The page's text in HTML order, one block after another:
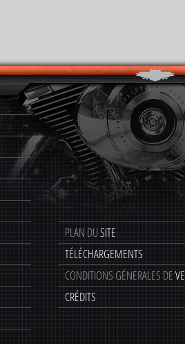
PLAN DUSITE
TÉLÉCHARGEMENTS
CONDITIONS GÉNERALES DE
CRÉDITS